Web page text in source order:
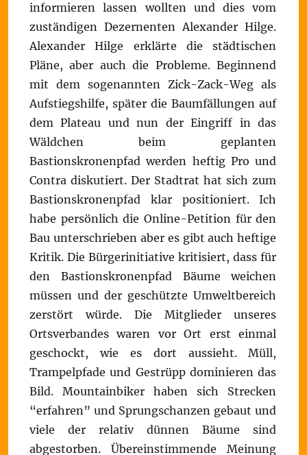
informieren lassen wollten und dies vom
zuständigen Dezernenten Alexander Hilge.
Alexander Hilge erklärte die städtischen
Pläne, aber auch die Probleme. Beginnend
mit dem sogenannten Zick-Zack-Weg als
Aufstiegshilfe, später die Baumfällungen auf
dem Plateau und nun der Eingriff in das
Wäldchen beim geplanten
Bastionskronenpfad werden heftig Pro und
Contra diskutiert. Der Stadtrat hat sich zum
Bastionskronenpfad klar positioniert. Ich
habe persönlich die Online-Petition für den
Bau unterschrieben aber es gibt auch heftige
Kritik. Die Bürgerinitiative kritisiert, dass für
den Bastionskronenpfad Bäume weichen
müssen und der geschützte Umweltbereich
zerstört würde. Die Mitglieder unseres
Ortsverbandes waren vor Ort erst einmal
geschockt, wie es dort aussieht. Müll,
Trampelpfade und Gestrüpp dominieren das
Bild. Mountainbiker haben sich Strecken
“erfahren” und Sprungschanzen gebaut und
viele der relativ dünnen Bäume sind
abgestorben. Übereinstimmende Meinung